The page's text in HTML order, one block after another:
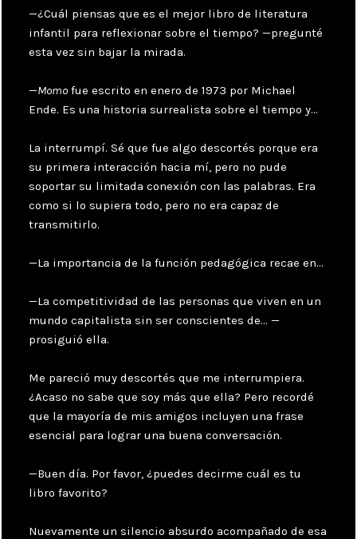
—¿Cuál piensas que es el mejor libro de literatura
infantil para reflexionar sobre el tiempo? —pregunté
esta vez sin bajar la mirada.
—Momo fue escrito en enero de 1973 por Michael
Ende. Es una historia surrealista sobre el tiempo y…
La interrumpí. Sé que fue algo descortés porque era
su primera interacción hacia mí, pero no pude
soportar su limitada conexión con las palabras. Era
como si lo supiera todo, pero no era capaz de
transmitirlo.
—La importancia de la función pedagógica recae en…
—La competitividad de las personas que viven en un
mundo capitalista sin ser conscientes de… —
prosiguió ella.
Me pareció muy descortés que me interrumpiera.
¿Acaso no sabe que soy más que ella? Pero recordé
que la mayoría de mis amigos incluyen una frase
esencial para lograr una buena conversación.
—Buen día. Por favor, ¿puedes decirme cuál es tu
libro favorito?
Nuevamente un silencio absurdo acompañado de esa